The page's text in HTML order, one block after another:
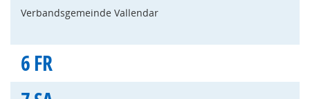
Verbandsgemeinde Vallendar
6FR